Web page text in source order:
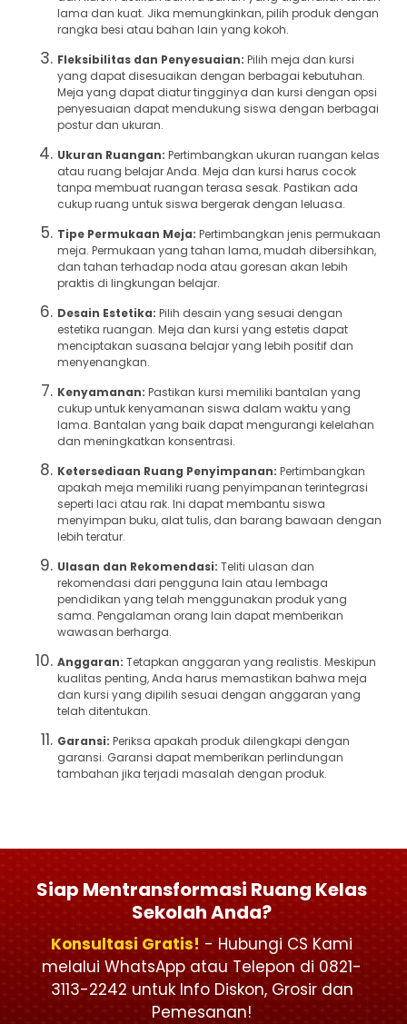
lama dan kuat. Jika memungkinkan, pilih produk dengan
rangka besi atau bahan lain yang kokoh.
Fleksibilitas dan Penyesuaian: Pilih meja dan kursi
yang dapat disesuaikan dengan berbagai kebutuhan.
Meja yang dapat diatur tingginya dan kursi dengan opsi
penyesuaian dapat mendukung siswa dengan berbagai
postur dan ukuran.
Ukuran Ruangan: Pertimbangkan ukuran ruangan kelas
atau ruang belajar Anda. Meja dan kursi harus cocok
tanpa membuat ruangan terasa sesak. Pastikan ada
cukup ruang untuk siswa bergerak dengan leluasa.
Tipe Permukaan Meja: Pertimbangkan jenis permukaan
meja. Permukaan yang tahan lama, mudah dibersihkan,
dan tahan terhadap noda atau goresan akan lebih
praktis di lingkungan belajar.
Desain Estetika: Pilih desain yang sesuai dengan
estetika ruangan. Meja dan kursi yang estetis dapat
menciptakan suasana belajar yang lebih positif dan
menyenangkan.
Kenyamanan: Pastikan kursi memiliki bantalan yang
cukup untuk kenyamanan siswa dalam waktu yang
lama. Bantalan yang baik dapat mengurangi kelelahan
dan meningkatkan konsentrasi.
Ketersediaan Ruang Penyimpanan: Pertimbangkan
apakah meja memiliki ruang penyimpanan terintegrasi
seperti laci atau rak. Ini dapat membantu siswa
menyimpan buku, alat tulis, dan barang bawaan dengan
lebih teratur.
Ulasan dan Rekomendasi: Teliti ulasan dan
rekomendasi dari pengguna lain atau lembaga
pendidikan yang telah menggunakan produk yang
sama. Pengalaman orang lain dapat memberikan
wawasan berharga.
Anggaran: Tetapkan anggaran yang realistis. Meskipun
kualitas penting, Anda harus memastikan bahwa meja
dan kursi yang dipilih sesuai dengan anggaran yang
telah ditentukan.
Garansi: Periksa apakah produk dilengkapi dengan
garansi. Garansi dapat memberikan perlindungan
tambahan jika terjadi masalah dengan produk.
Siap Mentransformasi Ruang Kelas
Sekolah Anda?
Konsultasi Gratis! - Hubungi CS Kami
melalui WhatsApp atau Telepon di 0821-
3113-2242 untuk Info Diskon, Grosir dan
Pemesanan!